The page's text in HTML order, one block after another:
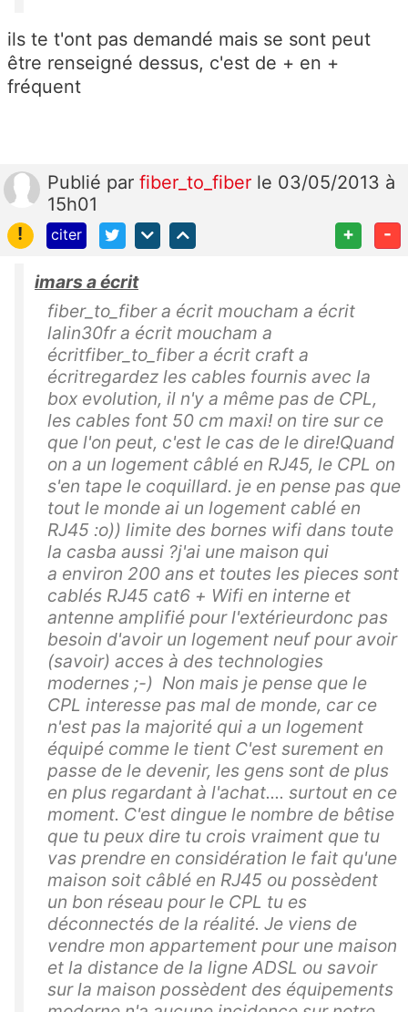
ils te t'ont pas demandé mais se sont peut
être renseigné dessus, c'est de + en +
fréquent
Publié par fiber_to_fiber le 03/05/2013 à
15h01
!
citer + -
imars a écrit
fiber_to_fiber a écrit moucham a écrit
lalin30fr a écrit moucham a
écritfiber_to_fiber a écrit craft a
écritregardez les cables fournis avec la
box evolution, il n'y a même pas de CPL,
les cables font 50 cm maxi! on tire sur ce
que l'on peut, c'est le cas de le dire!Quand
on a un logement câblé en RJ45, le CPL on
s'en tape le coquillard. je en pense pas que
tout le monde ai un logement cablé en
RJ45 :o)) limite des bornes wifi dans toute
la casba aussi ?j'ai une maison qui
a environ 200 ans et toutes les pieces sont
cablés RJ45 cat6 + Wifi en interne et
antenne amplifié pour l'extérieurdonc pas
besoin d'avoir un logement neuf pour avoir
(savoir) acces à des technologies
modernes ;-) Non mais je pense que le
CPL interesse pas mal de monde, car ce
n'est pas la majorité qui a un logement
équipé comme le tient C'est surement en
passe de le devenir, les gens sont de plus
en plus regardant à l'achat.... surtout en ce
moment. C'est dingue le nombre de bêtise
que tu peux dire tu crois vraiment que tu
vas prendre en considération le fait qu'une
maison soit câblé en RJ45 ou possèdent
un bon réseau pour le CPL tu es
déconnectés de la réalité. Je viens de
vendre mon appartement pour une maison
et la distance de la ligne ADSL ou savoir
sur la maison possèdent des équipements